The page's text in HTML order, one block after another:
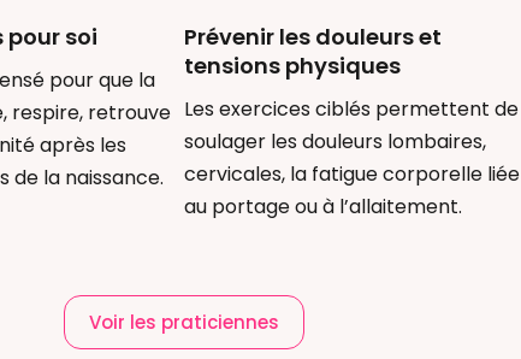
pour soi
pour que la
respire, retrouve
après les
de la naissance.
Prévenir les douleurs et
tensions physiques
Les exercices ciblés permettent de
soulager les douleurs lombaires,
cervicales, la fatigue corporelle liée
au portage ou à l’allaitement.
Voir les praticiennes